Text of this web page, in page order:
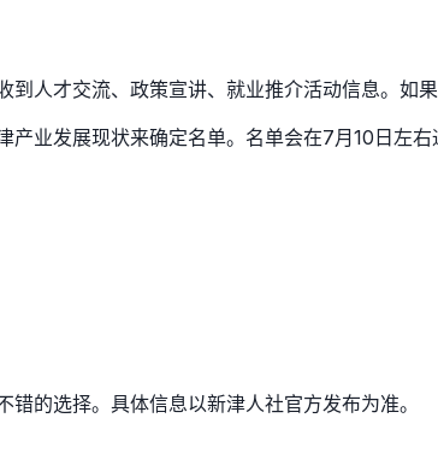
人才交流、政策宣讲、就业推介活动信息。如
业发展现状来确定名单。名单会在7月10日左右
的选择。具体信息以新津人社官方发布为准。